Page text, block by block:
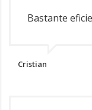
Bastante
Cristian